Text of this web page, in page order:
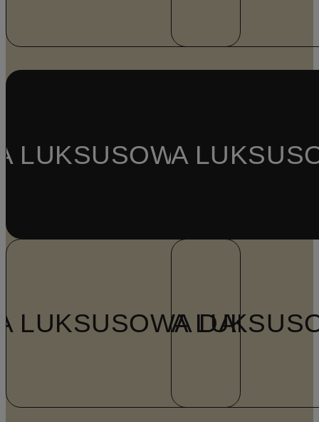
LUKSUSOWA DAMSKA
LUKSUSOWA DAMSKA
MODA
MODA